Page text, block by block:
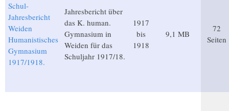
Schul-
Jahresbericht
Weiden
Humanistisches
Gymnasium
1917/1918.
Jahresbericht über
das K. human.
Gymnasium in
Weiden für das
Schuljahr 1917/18.
1917
bis
1918
9,1 MB
72
Seiten